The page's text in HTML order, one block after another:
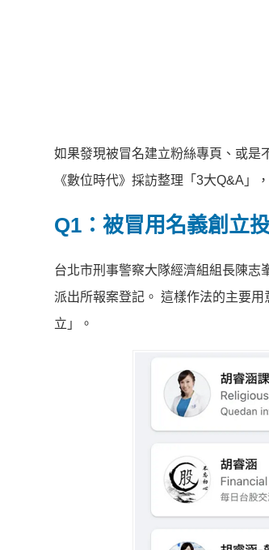
如果發現被冒名建立粉絲專頁、或是
《數位時代》採訪整理「3大Q&A」
Q1：被冒用名義創立
台北市刑事警察大隊經濟組組長陳志
派出所報案登記。 這樣作法的主要
立」。